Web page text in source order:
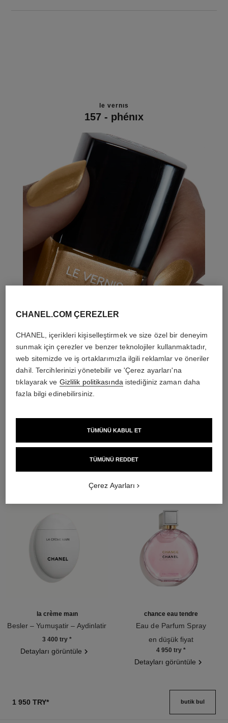
le vernis
157 - phénix
THE PERFECT MATCH
la crème main
Besler – Yumuşatir – Aydinlatir
3 400 try *
Detayları görüntüle
chance eau tendre
Eau de Parfum Spray
en düşük fiyat
4 950 try *
Detayları görüntüle
1 950 TRY* butik bul
CHANEL.COM ÇEREZLER
CHANEL, içerikleri kişiselleştirmek ve size özel bir deneyim
sunmak için çerezler ve benzer teknolojiler kullanmaktadır,
web sitemizde ve iş ortaklarımızla ilgili reklamlar ve öneriler
dahil. Tercihlerinizi yönetebilir ve 'Çerez ayarları'na
tıklayarak ve Gizlilik politikasında istediğiniz zaman daha
fazla bilgi edinebilirsiniz.
TÜMÜNÜ REDDET
TÜMÜNÜ KABUL ET
Çerez Ayarları